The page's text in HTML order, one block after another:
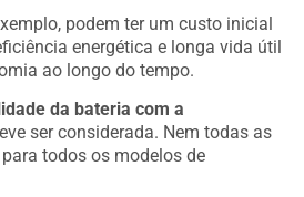
podem ter um custo inicial
energética e longa vida útil
ao longo do tempo.
da bateria com a
ser considerada. Nem todas as
todos os modelos de